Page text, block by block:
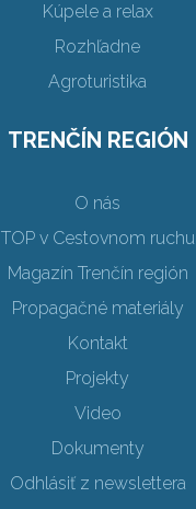
Kúpele a relax
Rozhľadne
Agroturistika
TRENČÍN REGIÓN
O nás
TOP v Cestovnom ruchu
Magazín Trenčín región
Propagačné materiály
Kontakt
Projekty
Video
Dokumenty
Odhlásiť z newslettera